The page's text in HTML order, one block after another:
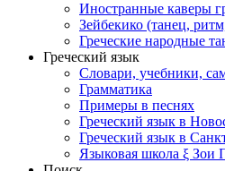
Иностранные каверы
Зейбекико (танец,
Греческие народные
Греческий язык
Словари, учебники,
Грамматика
Примеры в песнях
Греческий язык в
Греческий язык в
Языковая школа ξ Зои